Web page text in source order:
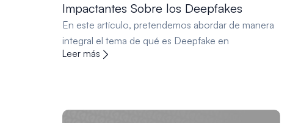
Impactantes Sobre los Deepfakes
En este artículo, pretendemos abordar de manera
integral el tema de qué es Deepfake en
Leer más